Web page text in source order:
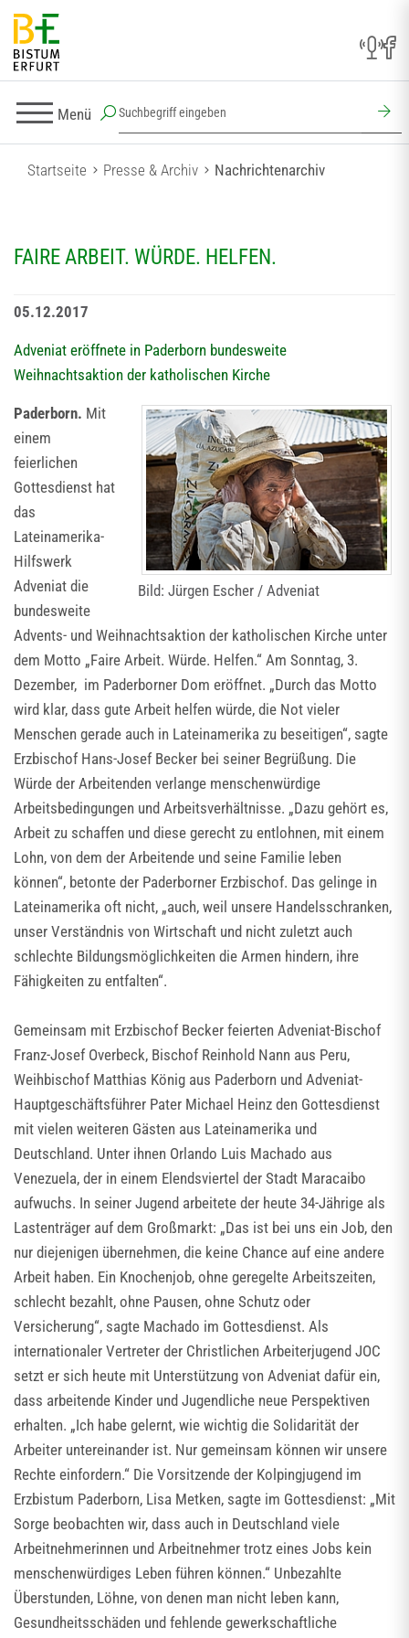
Menü
Startseite Presse & Archiv Nachrichtenarchiv
FAIRE ARBEIT. WÜRDE. HELFEN.
05.12.2017
Adveniat eröffnete in Paderborn bundesweite
Weihnachtsaktion der katholischen Kirche
Bild: Jürgen Escher / Adveniat
Paderborn. Mit
einem
feierlichen
Gottesdienst hat
das
Lateinamerika-
Hilfswerk
Adveniat die
bundesweite
Advents- und Weihnachtsaktion der katholischen Kirche unter
dem Motto „Faire Arbeit. Würde. Helfen.“ Am Sonntag, 3.
Dezember, im Paderborner Dom eröffnet. „Durch das Motto
wird klar, dass gute Arbeit helfen würde, die Not vieler
Menschen gerade auch in Lateinamerika zu beseitigen“, sagte
Erzbischof Hans-Josef Becker bei seiner Begrüßung. Die
Würde der Arbeitenden verlange menschenwürdige
Arbeitsbedingungen und Arbeitsverhältnisse. „Dazu gehört es,
Arbeit zu schaffen und diese gerecht zu entlohnen, mit einem
Lohn, von dem der Arbeitende und seine Familie leben
können“, betonte der Paderborner Erzbischof. Das gelinge in
Lateinamerika oft nicht, „auch, weil unsere Handelsschranken,
unser Verständnis von Wirtschaft und nicht zuletzt auch
schlechte Bildungsmöglichkeiten die Armen hindern, ihre
Fähigkeiten zu entfalten“.
Gemeinsam mit Erzbischof Becker feierten Adveniat-Bischof
Franz-Josef Overbeck, Bischof Reinhold Nann aus Peru,
Weihbischof Matthias König aus Paderborn und Adveniat-
Hauptgeschäftsführer Pater Michael Heinz den Gottesdienst
mit vielen weiteren Gästen aus Lateinamerika und
Deutschland. Unter ihnen Orlando Luis Machado aus
Venezuela, der in einem Elendsviertel der Stadt Maracaibo
aufwuchs. In seiner Jugend arbeitete der heute 34-Jährige als
Lastenträger auf dem Großmarkt: „Das ist bei uns ein Job, den
nur diejenigen übernehmen, die keine Chance auf eine andere
Arbeit haben. Ein Knochenjob, ohne geregelte Arbeitszeiten,
schlecht bezahlt, ohne Pausen, ohne Schutz oder
Versicherung“, sagte Machado im Gottesdienst. Als
internationaler Vertreter der Christlichen Arbeiterjugend JOC
setzt er sich heute mit Unterstützung von Adveniat dafür ein,
dass arbeitende Kinder und Jugendliche neue Perspektiven
erhalten. „Ich habe gelernt, wie wichtig die Solidarität der
Arbeiter untereinander ist. Nur gemeinsam können wir unsere
Rechte einfordern.“ Die Vorsitzende der Kolpingjugend im
Erzbistum Paderborn, Lisa Metken, sagte im Gottesdienst: „Mit
Sorge beobachten wir, dass auch in Deutschland viele
Arbeitnehmerinnen und Arbeitnehmer trotz eines Jobs kein
menschenwürdiges Leben führen können.“ Unbezahlte
Überstunden, Löhne, von denen man nicht leben kann,
Gesundheitsschäden und fehlende gewerkschaftliche